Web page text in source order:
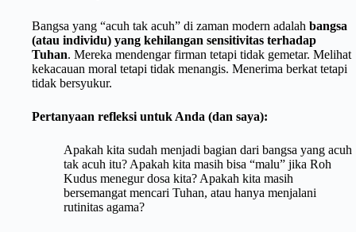
Bangsa yang “acuh tak acuh” di zaman modern adalah bangsa
(atau individu) yang kehilangan sensitivitas terhadap
Tuhan. Mereka mendengar firman tetapi tidak gemetar. Melihat
kekacauan moral tetapi tidak menangis. Menerima berkat tetapi
tidak bersyukur.
Pertanyaan refleksi untuk Anda (dan saya):
Apakah kita sudah menjadi bagian dari bangsa yang acuh
tak acuh itu? Apakah kita masih bisa “malu” jika Roh
Kudus menegur dosa kita? Apakah kita masih
bersemangat mencari Tuhan, atau hanya menjalani
rutinitas agama?